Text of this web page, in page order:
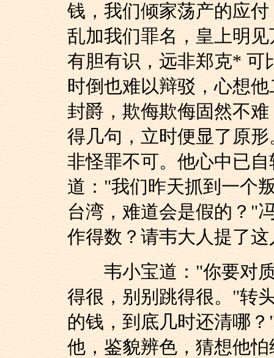
钱，我们倾家荡产的应
乱加我们罪名，皇上明
有胆有识，远非郑克* 可
时倒也难以辩驳，心想
封爵，欺侮欺侮固然不
得几句，立时便显了原
非怪罪不可。他心中已
道："我们昨天抓到一个
台湾，难道会是假的？"
作得数？请韦大人提了
韦小宝道："你要对质
得很，别别跳得很。"转
的钱，到底几时还清哪
他，鉴貌辨色，猜想他